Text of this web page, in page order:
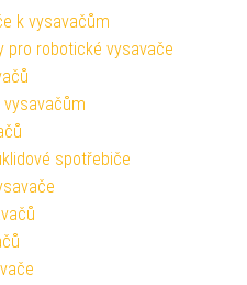
k vysavačům
pro robotické vysavače
spotřebiče